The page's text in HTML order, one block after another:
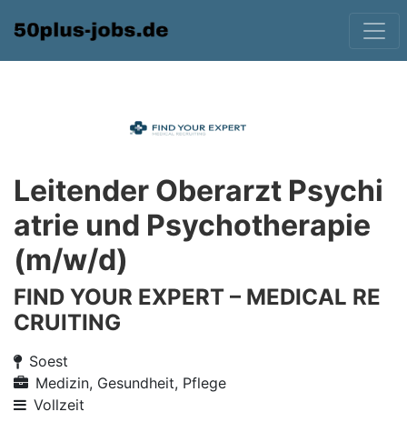
Leitender Oberarzt Psychi
atrie und Psychotherapie
(m/w/d)
FIND YOUR EXPERT – MEDICAL RE
CRUITING
Soest
Medizin, Gesundheit, Pflege
Vollzeit